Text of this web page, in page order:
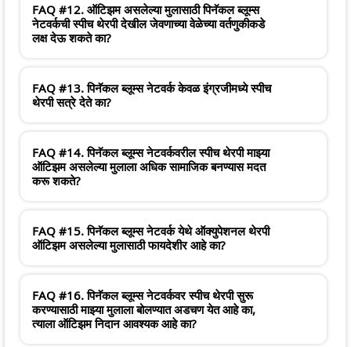
FAQ #12. ऑटिझम असलेल्या मुलासाठी पिनॅकल ब्लूम्स
नेटवर्कची स्पीच थेरपी देखील जेवणाच्या वेळेच्या वर्तणुकीकडे
लक्ष देऊ शकते का?
FAQ #13. पिनॅकल ब्लूम्स नेटवर्क केवळ इंग्रजीमध्ये स्पीच
थेरपी सत्रे देते का?
FAQ #14. पिनॅकल ब्लूम्स नेटवर्कवरील स्पीच थेरपी माझ्या
ऑटिझम असलेल्या मुलाला अधिक सामाजिक बनण्यास मदत
करू शकते?
FAQ #15. पिनॅकल ब्लूम्स नेटवर्क येथे ऑक्युपेशनल थेरपी
ऑटिझम असलेल्या मुलासाठी फायदेशीर आहे का?
FAQ #16. पिनॅकल ब्लूम्स नेटवर्कवर स्पीच थेरपी सुरू
करण्यासाठी माझ्या मुलाला बोलण्यात अडचण येत आहे का,
त्याला ऑटिझम निदान आवश्यक आहे का?